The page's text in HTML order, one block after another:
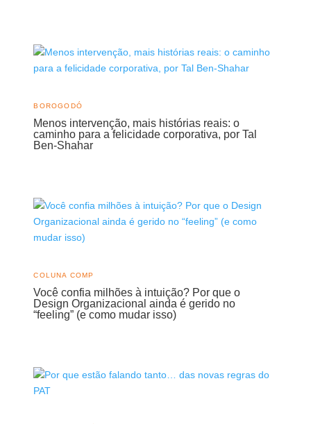
Menos intervenção, mais histórias reais: o
caminho para a felicidade corporativa, por Tal
Ben-Shahar
BOROGODÓ
Você confia milhões à intuição? Por que o
Design Organizacional ainda é gerido no
“feeling” (e como mudar isso)
COLUNA COMP